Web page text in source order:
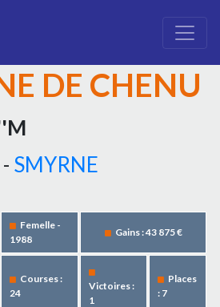
DE CHENU
SMYRNE
Femelle -
1988
Gains : 43 875 €
Courses :
24
Victoires :
1
Places
: 7